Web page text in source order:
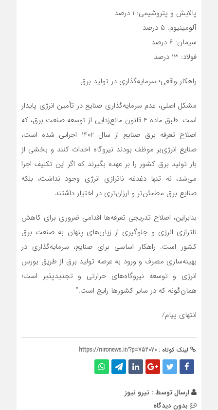
پالایش و پتروشیمی: 1 درصد
آلومینیوم: 5 درصد
سیمان: 6 درصد
فولاد: 13 درصد
راهکار واقعی؛ سرمایه‌گذاری در تولید برق
مشکل اصلی، عدم سرمایه‌گذاری صنایع در تأمین انرژی پایدار
است. طبق ماده 4 قانون مانع‌زدایی از توسعه صنعت برق، که
اصلاح تعرفه برق صنایع از سال 1402 اجرایی شده است،
صنایع انرژی‌بر موظف بودند نیروگاه احداث کنند و بخشی از
بار تولید برق کشور را بر عهده بگیرند که اگر این تکلیف اجرا
می‌شد، نه تنها دغدغه ناترازی انرژی وجود نداشت، بلکه
صنایع برق مطمئن‌تر و ارزان‌تری در اختیار داشتند.
بنابراین، اصلاح تدریجی تعرفه‌ها اقدامی ضروری برای کاهش
ناترازی انرژی و جلوگیری از زیان‌های پنهان به صنعت برق
کشور است. راهکار اساسی برای صنایع، سرمایه‌گذاری در
بهینه‌سازی مصرف و ورود به عرصه تولید برق از طریق بورس
انرژی و توسعه نیروگاه‌های حرارتی و تجدیدپذیر است؛
همان‌گونه که در سایر کشورها رایج است.”
انتهای پیام/
لینک کوتاه : https://nironews.ir/?p=752070
ارسال توسط : نیرو نیوز
بدون دیدگاه